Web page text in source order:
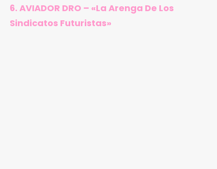
6. AVIADOR DRO – «La Arenga De Los
Sindicatos Futuristas»